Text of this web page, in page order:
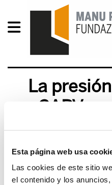
Esta página web usa
Las cookies de este sitio
el contenido y los
La
CAPV
menores
Descargar el documento